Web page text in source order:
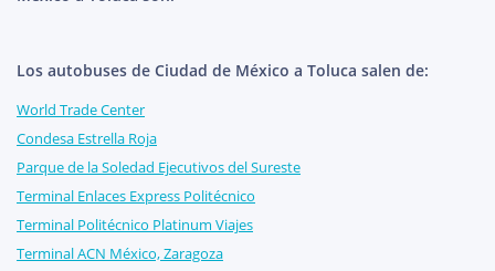
Los autobuses de Ciudad de México a Toluca salen de:
World Trade Center
Condesa Estrella Roja
Parque de la Soledad Ejecutivos del Sureste
Terminal Enlaces Express Politécnico
Terminal Politécnico Platinum Viajes
Terminal ACN México, Zaragoza